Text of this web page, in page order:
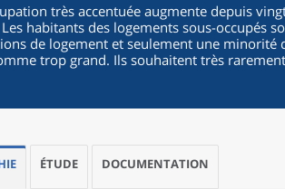
très accentuée augmente depuis
habitants des logements sous-occupés
de logement et seulement une minorité
trop grand. Ils souhaitent très
ÉTUDE DOCUMENTATION